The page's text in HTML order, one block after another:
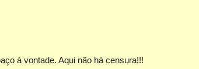
à vontade. Aqui não há censura!!!